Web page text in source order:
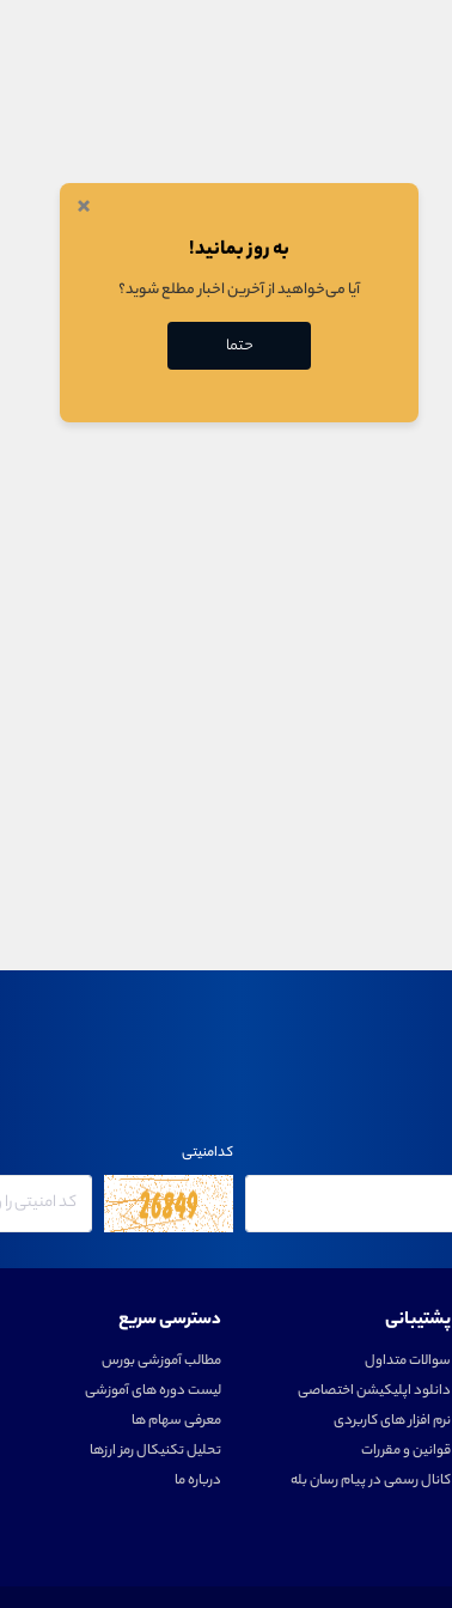
کدامنیتی
پشتیبانی
سوالات متداول
دانلود اپلیکیشن اختصاصی
نرم افزار های کاربردی
قوانین و مقررات
کانال رسمی در پیام رسان بله
دسترسی سریع
مطالب آموزشی بورس
لیست دوره های آموزشی
معرفی سهام ها
تحلیل تکنیکال رمز ارزها
درباره ما
×
به روز بمانید!
آیا می‌خواهید از آخرین اخبار مطلع شوید؟
حتما